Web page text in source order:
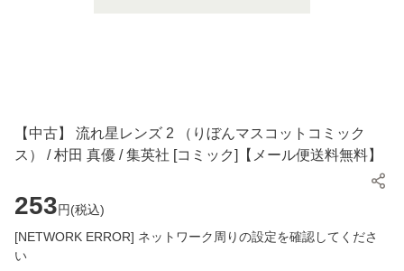
【中古】 流れ星レンズ 2 （りぼんマスコットコミック
ス） / 村田 真優 / 集英社 [コミック]【メール便送料無料】
253円(税込)
[NETWORK ERROR] ネットワーク周りの設定を確認してくださ
い